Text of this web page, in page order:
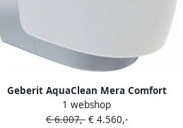
Geberit AquaClean Mera Comfort
Douche WC geurafzuiging warme
luchtdroging ladydouche softclose
1 webshop
€ 6.007,-€ 4.560,-